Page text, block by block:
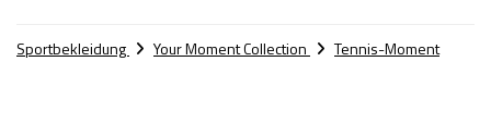
Sportbekleidung Your Moment Collection Tennis-Moment